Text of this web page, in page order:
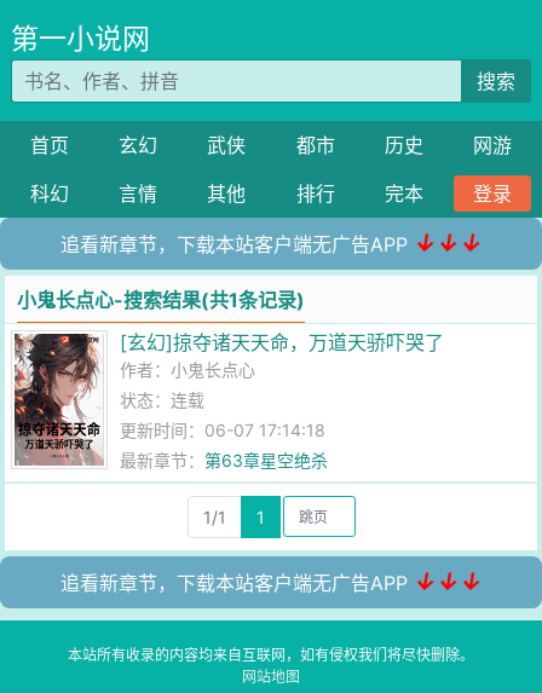
第一小说网
搜索
首页 玄幻 武侠 都市 历史
网游
科幻
言情 其他 排行 完本 登录
追看新章节，下载本站客户端无广告APP ↓↓↓
小鬼长点心-搜索结果(共1条记录)
[玄幻]掠夺诸天天命，万道天骄吓哭了
作者： 小鬼长点心
状态：连载
更新时间：06-07 17:14:18
最新章节：第63章星空绝杀
1/1 1
追看新章节，下载本站客户端无广告APP ↓↓↓
本站所有收录的内容均来自互联网，如有侵权我们将尽快删除。
网站地图